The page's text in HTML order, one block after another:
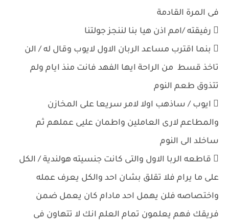
فى المرة القادمة
 رفيقته /امم اذن هيا بنا لننجز جولتنا
 بنما اقترب مساعد الربان الاول لايوب وقال له / الن
تاخذ قسط من الراحة ايها الفهد فانت منذ ايام ولم
تتذوق طعم النوم
 ايوب / ساذهب اولا لامر سريعا على المخازن
والمطاعم لارى العاملين واطمان عليى عملهم ثم
ساخلد الى النوم
 قاطعه الربا الاول والتى كانت جنسيته هولندية / الكل
على ما يرام فلا تقلق بشان احد والكل يعرف عمله
واختصاصه فلن يهمل احد مادام كان يعمل ضمن
فريقك فهم يعلمون تمام العلم انك لا تتهاون فى